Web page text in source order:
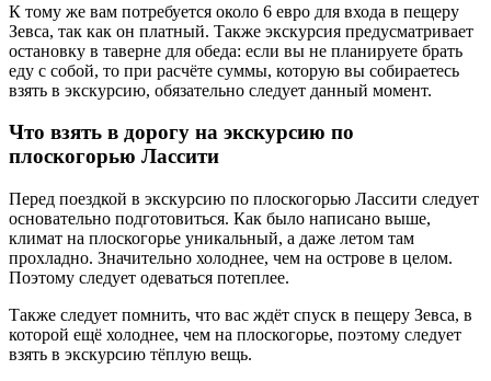
К тому же вам потребуется около 6 евро для входа в пещеру
Зевса, так как он платный. Также экскурсия предусматривает
остановку в таверне для обеда: если вы не планируете брать
еду с собой, то при расчёте суммы, которую вы собираетесь
взять в экскурсию, обязательно следует данный момент.
Что взять в дорогу на экскурсию по
плоскогорью Лассити
Перед поездкой в экскурсию по плоскогорью Лассити следует
основательно подготовиться. Как было написано выше,
климат на плоскогорье уникальный, а даже летом там
прохладно. Значительно холоднее, чем на острове в целом.
Поэтому следует одеваться потеплее.
Также следует помнить, что вас ждёт спуск в пещеру Зевса, в
которой ещё холоднее, чем на плоскогорье, поэтому следует
взять в экскурсию тёплую вещь.